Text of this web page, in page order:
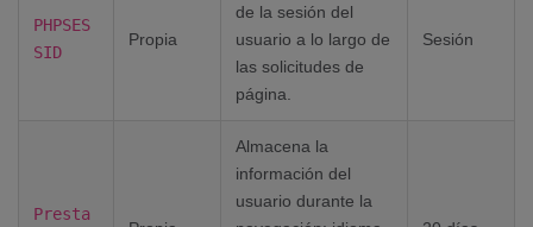
PHPSES
SID
Propia
de la sesión del
usuario a lo largo de
las solicitudes de
página.
Sesión
Presta
Almacena la
información del
usuario durante la